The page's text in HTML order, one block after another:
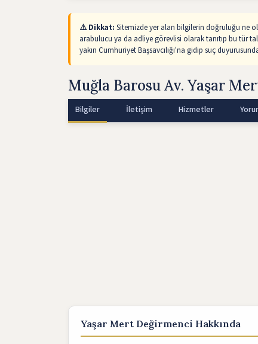
⚠️ Dikkat: Sitemizde yer alan bilgilerin doğruluğu ne
arabulucu ya da adliye görevlisi olarak tanıtıp bu tür
yakın Cumhuriyet Başsavcılığı'na gidip suç
Muğla Barosu Av. Yaşar
Bilgiler İletişim Hizmetler
Yaşar Mert Değirmenci Hakkında